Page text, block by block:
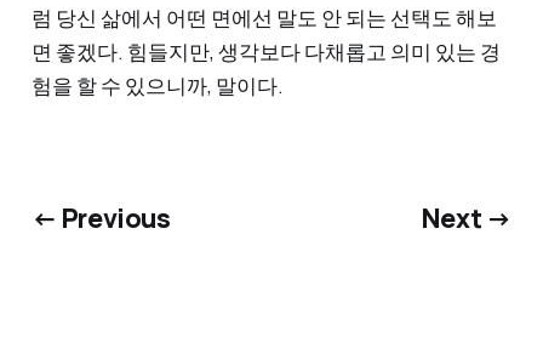
럼 당신 삶에서 어떤 면에선 말도 안 되는 선택도 해보
면 좋겠다. 힘들지만, 생각보다 다채롭고 의미 있는 경
험을 할 수 있으니까, 말이다.
← Previous Next →